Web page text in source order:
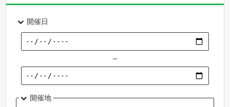
開催日
～
開催地